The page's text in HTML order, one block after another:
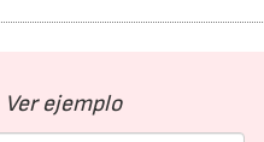
Ver ejemplo